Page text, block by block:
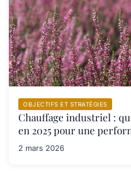
OBJECTIFS ET STRATÉGIES
Chauffage industriel :
en 2025 pour une
2 mars 2026